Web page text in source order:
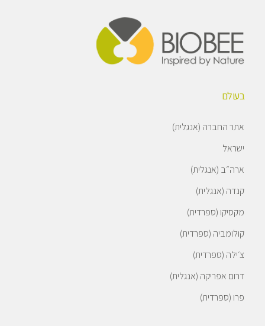
בעולם
אתר החברה (אנגלית)
ישראל
ארה״ב (אנגלית)
קנדה (אנגלית)
מקסיקו (ספרדית)
קולומביה (ספרדית)
צ׳ילה (ספרדית)
דרום אפריקה (אנגלית)
פרו (ספרדית)